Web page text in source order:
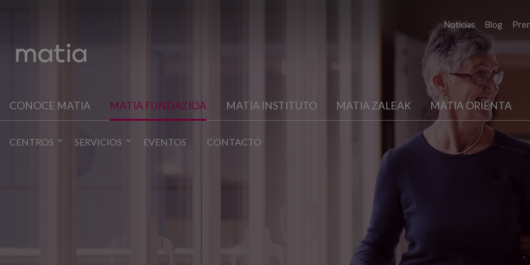
Noticias Blog
CONOCE MATIA MATIA FUNDAZIOA MATIA INSTITUTO MATIA ZALEAK MATIA ORIENTA
CENTROS SERVICIOS EVENTOS CONTACTO